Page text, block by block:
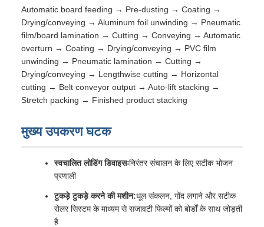
Automatic board feeding → Pre-dusting → Coating →
Drying/conveying → Aluminum foil unwinding → Pneumatic
film/board lamination → Cutting → Conveying → Automatic
overturn → Coating → Drying/conveying → PVC film
unwinding → Pneumatic lamination → Cutting →
Drying/conveying → Lengthwise cutting → Horizontal
cutting → Belt conveyor output → Auto-lift stacking →
Stretch packing → Finished product stacking
मुख्य उपकरण घटक
स्वचालित लोडिंग डिवाइसःनिरंतर संचालन के लिए सटीक भोजन
प्रणाली
टुकड़े टुकड़े करने की मशीन:धूल संकलन, गोंद लगाने और सटीक
रोलर सिस्टम के माध्यम से सजावटी फिल्मों को बोर्डों के साथ जोड़ती
है